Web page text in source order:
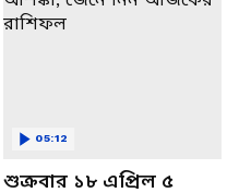
শুক্রবার ১৮ এপ্রিল ৫
05:12